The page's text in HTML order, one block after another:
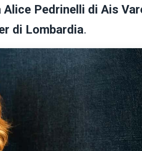
Pedrinelli di Ais
di Lombardia.